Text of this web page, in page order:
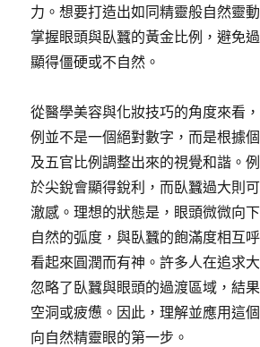
力。想要打造出如同精靈般自然靈
掌握眼頭與臥蠶的黃金比例，避免
顯得僵硬或不自然。
從醫學美容與化妝技巧的角度來看
例並不是一個絕對數字，而是根據
及五官比例調整出來的視覺和諧。
於尖銳會顯得銳利，而臥蠶過大則
澈感。理想的狀態是，眼頭微微向
自然的弧度，與臥蠶的飽滿度相互
看起來圓潤而有神。許多人在追求
忽略了臥蠶與眼頭的過渡區域，結
空洞或疲憊。因此，理解並應用這
向自然精靈眼的第一步。